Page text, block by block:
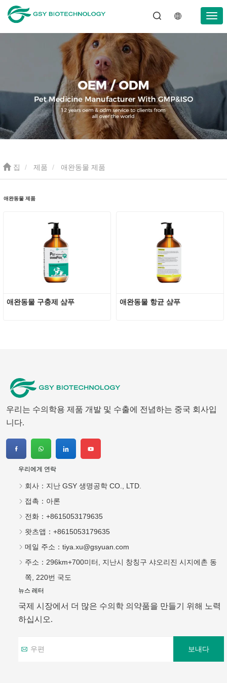
집 제품 애완동물 제품
애완동물 제품
애완동물 구충제 샴푸 애완동물 항균 샴푸
우리는 수의학용 제품 개발 및 수출에 전념하는 중국 회사입
니다.
우리에게 연락
회사： 지난 GSY 생명공학 CO., LTD.
접촉： 아론
전화： +8615053179635
왓츠앱： +8615053179635
메일 주소： tiya.xu@gsyuan.com
주소： 296km+700미터, 지난시 창칭구 샤오리진 시지에촌 동
쪽, 220번 국도
뉴스 레터
국제 시장에서 더 많은 수의학 의약품을 만들기 위해 노력
하십시오.
보내다